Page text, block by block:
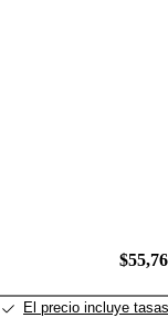
El precio incluye tasas